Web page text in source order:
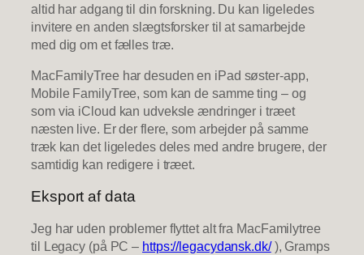
altid har adgang til din forskning. Du kan ligeledes
invitere en anden slægtsforsker til at samarbejde
med dig om et fælles træ.
MacFamilyTree har desuden en iPad søster-app,
Mobile FamilyTree, som kan de samme ting – og
som via iCloud kan udveksle ændringer i træet
næsten live. Er der flere, som arbejder på samme
træk kan det ligeledes deles med andre brugere, der
samtidig kan redigere i træet.
Eksport af data
Jeg har uden problemer flyttet alt fra MacFamilytree
til Legacy (på PC – https://legacydansk.dk/), Gramps